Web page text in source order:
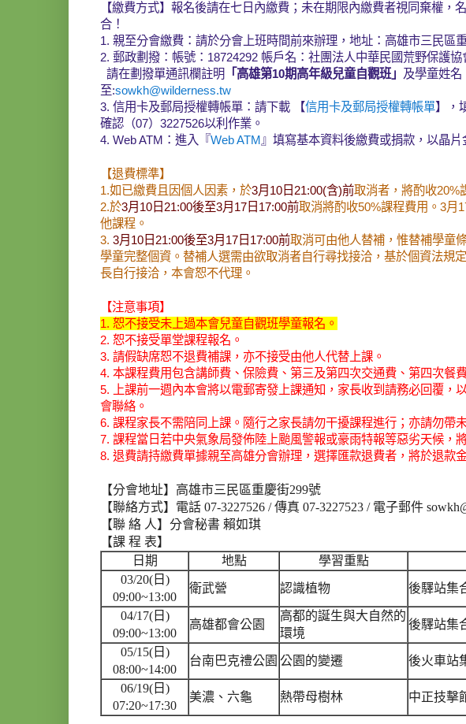
【繳費方式】報名後請在七日內繳費；未在期限內繳費者視同棄權，
合！
1. 親至分會繳費：請於分會上班時間前來辦理，地址：高雄市三民區
2. 郵政劃撥：帳號：18724292 帳戶名：社團法人中華民國荒野保護協
請在劃撥單通訊欄註明 「高雄第10期高年級兒童自觀班」
及學童姓
至:sowkh@wilderness.tw
3. 信用卡及郵局授權轉帳單：請下載 【信用卡及郵局授權轉帳單】，
確認（07）3227526以利作業。
4. Web ATM：進入『Web ATM 』填寫基本資料後繳費或捐款，以晶
【退費標準】
1.如已繳費且因個人因素，於3月10日21:00(含)前取消者，將酌收20%
2.於3月10日21:00後至3月17日17:00前取消將酌收50%課程費用。3月
他課程。
3. 3月10日21:00後至3月17日17:00前取消可由他人替補，惟替補學童
學童完整個資。替補人選需由欲取消者自行尋找接洽，基於個資法規
長自行接洽，本會恕不代理。
【注意事項】
1. 恕不接受未上過本會兒童自觀班學童報名。
2. 恕不接受單堂課程報名。
3. 請假缺席恕不退費補課，亦不接受由他人代替上課。
4. 本課程費用包含講師費、保險費、第三及第四次交通費、第四次餐
5. 上課前一週內本會將以電郵寄發上課通知，家長收到請務必回覆，
會聯絡。
6. 課程家長不需陪同上課。隨行之家長請勿干擾課程進行；亦請勿帶
7. 課程當日若中央氣象局發佈陸上颱風警報或豪雨特報等惡劣天候，
8. 退費請持繳費單據親至高雄分會辦理，選擇匯款退費者，將於退款
【分會地址】高雄市三民區重慶街299號
【聯絡方式】電話 07-3227526 / 傳真 07-3227523 / 電子郵件
【聯 絡 人】分會秘書 賴如琪
【課 程 表】
日期
地點 學習重點
03/20(日)
09:00~13:00
衛武營 認識植物 後驛站集
04/17(日)
09:00~13:00
高雄都會公園
高都的誕生與大自然的
環境
後驛站集
05/15(日)
08:00~14:00
台南巴克禮公園 公園的變遷 後火車站
06/19(日)
07:20~17:30
美濃、六龜 熱帶母樹林 中正技擊